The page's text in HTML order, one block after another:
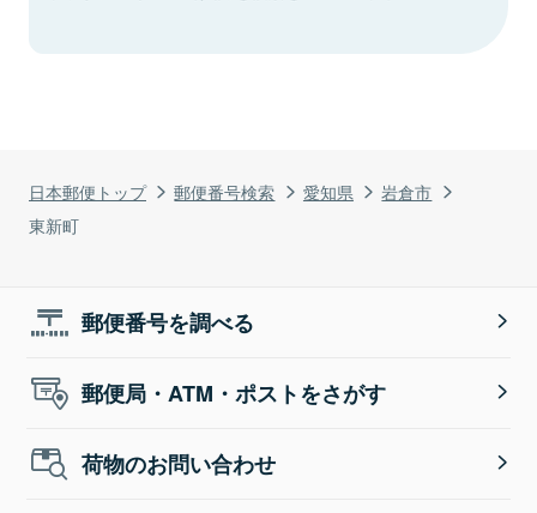
日本郵便トップ 郵便番号検索 愛知県
岩倉市
東新町
郵便番号を調べる
郵便局・ATM・ポストをさがす
荷物のお問い合わせ